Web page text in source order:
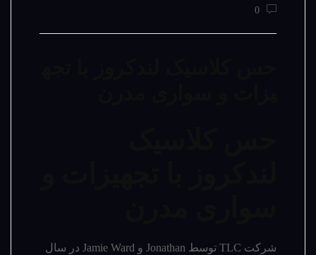
0
شرکت TLC توسط Jonathan و Jamie Ward در سال